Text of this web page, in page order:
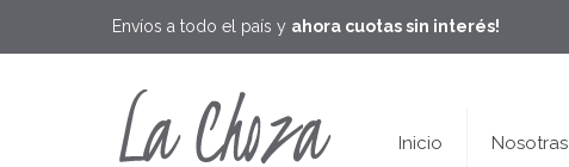
Envíos a todo el país y ahora cuotas sin interés!
Inicio Nosotras